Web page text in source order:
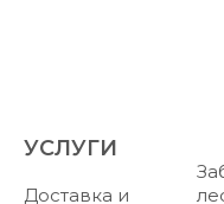
УСЛУГИ
Доставка и